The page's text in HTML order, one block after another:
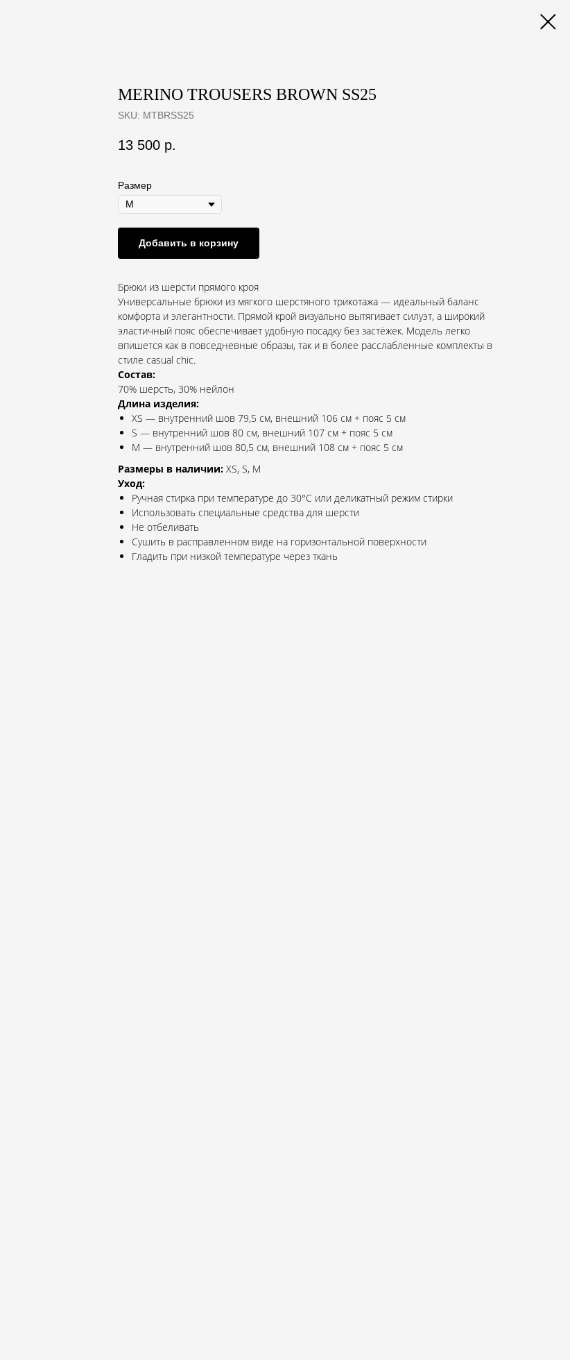
MERINO TROUSERS BROWN SS25
SKU: MTBRSS25
13 500 р.
Размер
Добавить в корзину
Брюки из шерсти прямого кроя
Универсальные брюки из мягкого шерстяного трикотажа — идеальный баланс
комфорта и элегантности. Прямой крой визуально вытягивает силуэт, а широкий
эластичный пояс обеспечивает удобную посадку без застёжек. Модель легко
впишется как в повседневные образы, так и в более расслабленные комплекты в
стиле casual chic.
Состав:
70% шерсть, 30% нейлон
Длина изделия:
XS — внутренний шов 79,5 см, внешний 106 см + пояс 5 см
S — внутренний шов 80 см, внешний 107 см + пояс 5 см
M — внутренний шов 80,5 см, внешний 108 см + пояс 5 см
Размеры в наличии: XS, S, M
Уход:
Ручная стирка при температуре до 30°C или деликатный режим стирки
Использовать специальные средства для шерсти
Не отбеливать
Сушить в расправленном виде на горизонтальной поверхности
Гладить при низкой температуре через ткань